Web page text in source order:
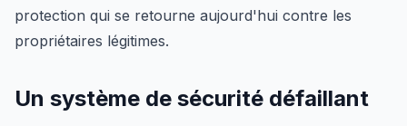
protection qui se retourne aujourd'hui contre les
propriétaires légitimes.
Un système de sécurité défaillant